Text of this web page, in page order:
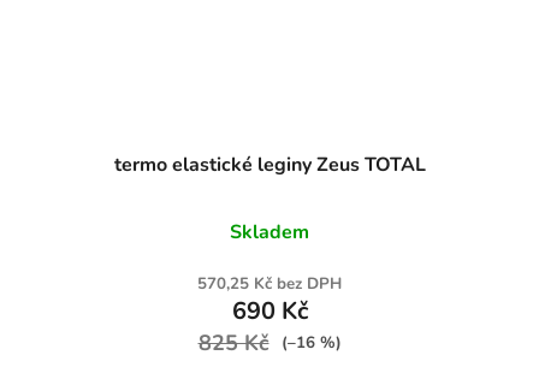
termo elastické leginy Zeus TOTAL
Skladem
570,25 Kč bez DPH
690 Kč
825 Kč (–16 %)